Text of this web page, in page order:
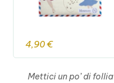
4,90€
Mettici un po’ di follia